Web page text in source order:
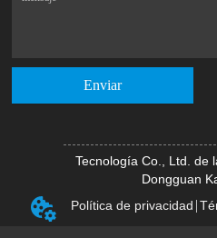
Enviar
Tecnología Co., Ltd. de
Dongguan
Política de privacidad